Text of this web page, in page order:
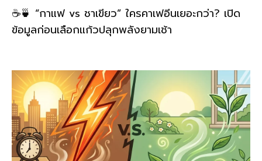
☕🍵 “กาแฟ vs ชาเขียว” ใครคาเฟอีนเยอะกว่า? เปิด
ข้อมูลก่อนเลือกแก้วปลุกพลังยามเช้า